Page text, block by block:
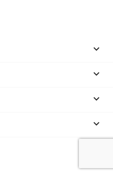



keyboard_arrow_down